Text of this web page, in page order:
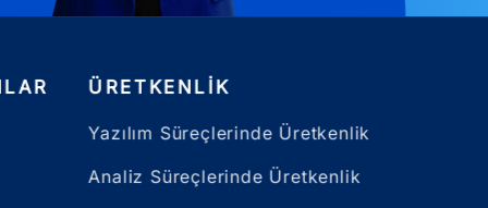
ÜRETKENLIK
Yazılım Süreçlerinde Üretkenlik
Analiz Süreçlerinde Üretkenlik